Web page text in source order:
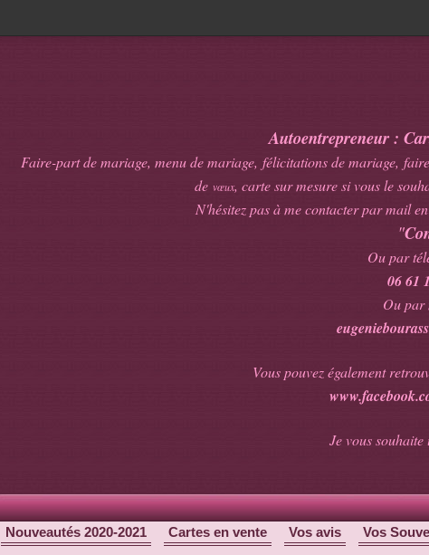
Autoentrepreneur :
Faire-part de mariage, menu de mariage, félicitations de mariage,
de vœux, carte sur mesure si vous le
N'hésitez pas à me contacter par mail
"
Ou par
06 61
Ou par
Vous pouvez également
Je vous
Nouveautés 2020-2021 Cartes en vente Vos avis Vos